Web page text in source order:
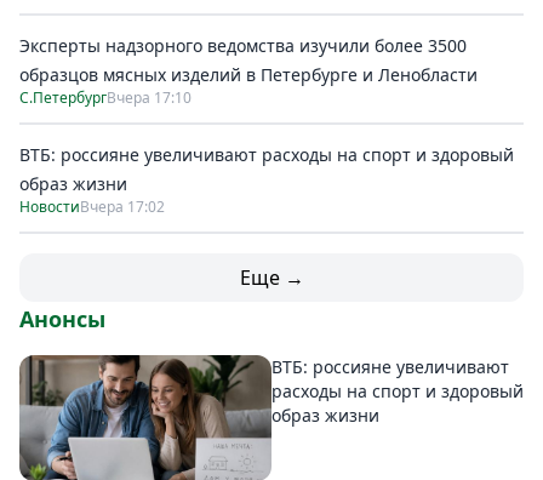
Эксперты надзорного ведомства изучили более 3500
образцов мясных изделий в Петербурге и Ленобласти
С.ПетербургВчера 17:10
ВТБ: россияне увеличивают расходы на спорт и здоровый
образ жизни
НовостиВчера 17:02
Еще →
Анонсы
ВТБ: россияне увеличивают
расходы на спорт и здоровый
образ жизни